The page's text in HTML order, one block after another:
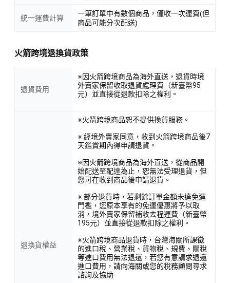
統一運費計算
一筆訂單中有數個商品，僅收一次運費(但
商品可能分次配送)
火箭跨境退換貨政策
退貨費用
※因火箭跨境商品為海外直送，退貨時境
外賣家保留收取退貨處理費（新臺幣95
元）並直接從退款扣除之權利。
退換貨權益
※火箭跨境商品恕不提供換貨服務。
※ 經境外賣家同意，收到火箭跨境商品後7
天鑑賞期內得申請退貨。
※因火箭跨境商品為海外直送，從商品開
始配送至配達為止，恕無法受理退貨，但
您可在收到商品後申請退貨。
※ 部分退貨時，若剩餘訂單金額未達免運
門檻，您原本享有的免運優惠將予以取
消，境外賣家保留補收去程運費（新臺幣
195元）並直接從退款扣除之權利。
※火箭跨境商品退貨時，台灣海關所課徵
的進口稅、營業稅、貨物稅、規費、關稅
等進口費用無法退還，若您有意請求退還
進口費用，請向海關或您的稅務顧問尋求
諮詢及協助